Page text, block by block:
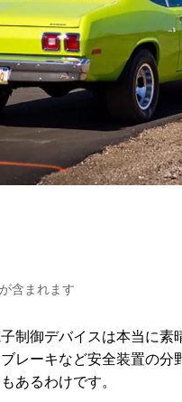
含まれます
制御デバイスは本当に
レーキなど安全装置の
あるわけです。